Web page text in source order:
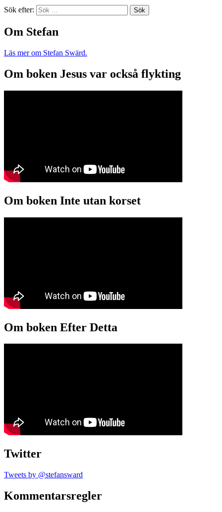
Sök efter:
Om Stefan
Läs mer om Stefan Swärd.
Om boken Jesus var också flykting
Om boken Inte utan korset
Om boken Efter Detta
Twitter
Tweets by @stefansward
Kommentarsregler